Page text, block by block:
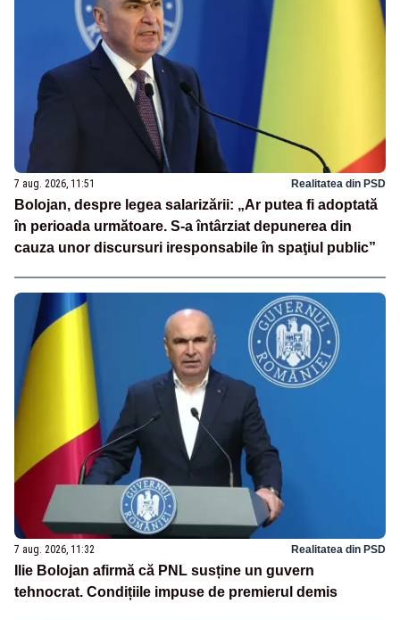
7 aug. 2026, 11:51 Realitatea din PSD
Bolojan, despre legea salarizării: „Ar putea fi adoptată
în perioada următoare. S-a întârziat depunerea din
cauza unor discursuri iresponsabile în spaţiul public”
7 aug. 2026, 11:32 Realitatea din PSD
Ilie Bolojan afirmă că PNL susține un guvern
tehnocrat. Condițiile impuse de premierul demis